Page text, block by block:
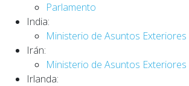
Parlamento
India:
Ministerio de Asuntos Exteriores
Irán:
Ministerio de Asuntos Exteriores
Irlanda: